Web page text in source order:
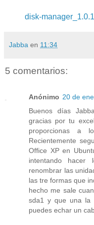
disk-
Jabba en 11:34
5 comentarios:
Anónimo 20 de
Buenos días
gracias por tu
proporcionas a
Recientemente
Office XP en
intentando
renombrar las
las tre formas que
hecho me sale
sda1 y que una la
puedes echar un